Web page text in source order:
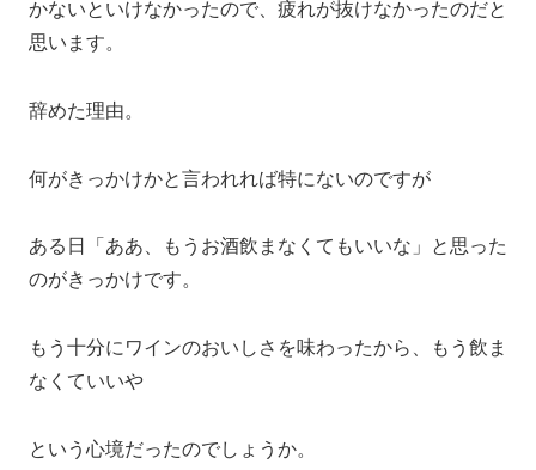
かないといけなかったので、疲れが抜けなかったのだと
思います。
辞めた理由。
何がきっかけかと言われれば特にないのですが
ある日「ああ、もうお酒飲まなくてもいいな」と思った
のがきっかけです。
もう十分にワインのおいしさを味わったから、もう飲ま
なくていいや
という心境だったのでしょうか。